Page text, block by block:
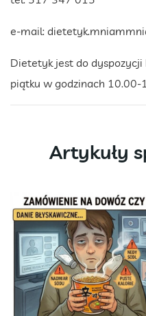
e-mail:
Dietetyk jest do dyspozycji
piątku w godzinach 10.00-
Artykuły